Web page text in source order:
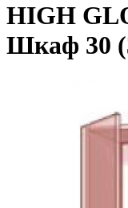
HIGH
Шкаф 30